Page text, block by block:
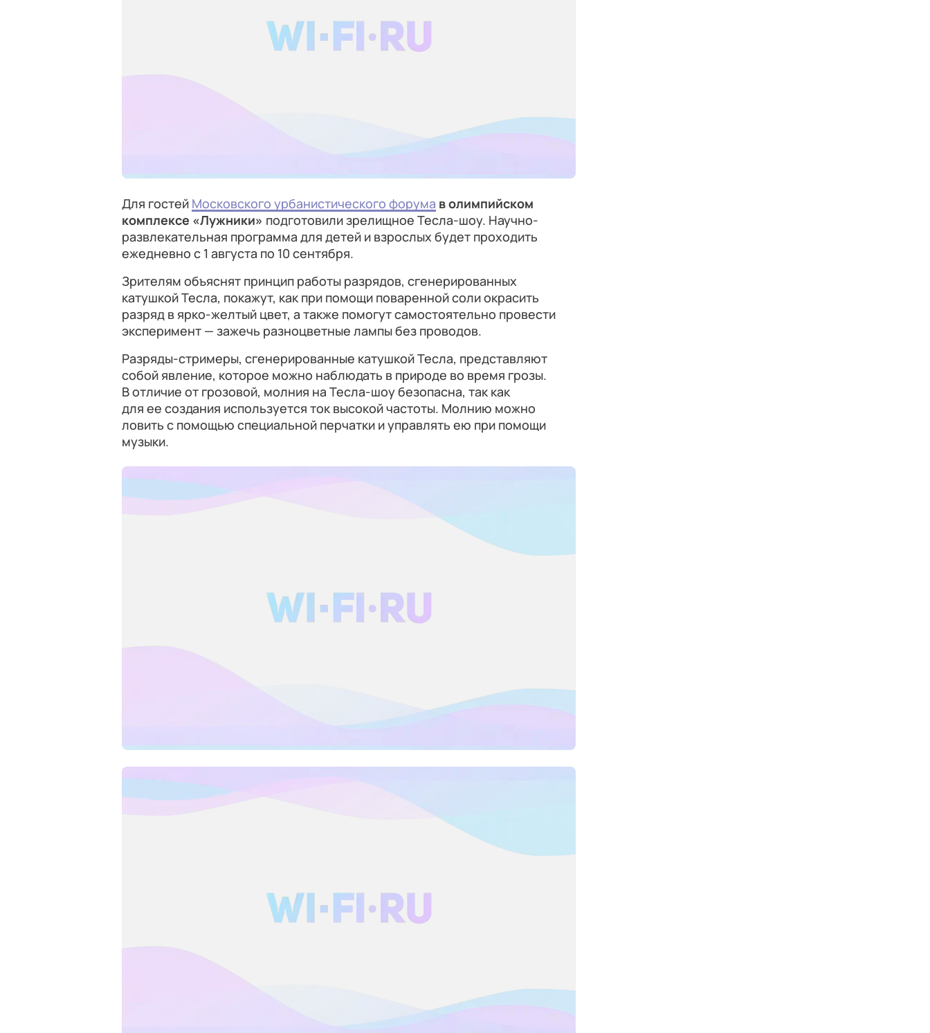
Для гостей Московского урбанистического форума в олимпийском
комплексе «Лужники» подготовили зрелищное Тесла-шоу. Научно-
развлекательная программа для детей и взрослых будет проходить
ежедневно с 1 августа по 10 сентября.
Зрителям объяснят принцип работы разрядов, сгенерированных
катушкой Тесла, покажут, как при помощи поваренной соли окрасить
разряд в ярко-желтый цвет, а также помогут самостоятельно провести
эксперимент — зажечь разноцветные лампы без проводов.
Разряды-стримеры, сгенерированные катушкой Тесла, представляют
собой явление, которое можно наблюдать в природе во время грозы.
В отличие от грозовой, молния на Тесла-шоу безопасна, так как
для ее создания используется ток высокой частоты. Молнию можно
ловить с помощью специальной перчатки и управлять ею при помощи
музыки.